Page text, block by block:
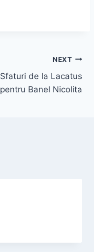
NEXT
Sfaturi de la Lacatus
pentru Banel Nicolita